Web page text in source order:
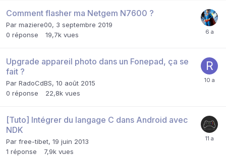
Comment flasher ma Netgem N7600 ?
Par maziere00, 3 septembre 2019
0 réponse 19,7k vues
Upgrade appareil photo dans un Fonepad, ça se
fait ?
Par RadoCdBS, 10 août 2015
0 réponse 22,8k vues
[Tuto] Intégrer du langage C dans Android avec
NDK
Par free-tibet, 19 juin 2013
1 réponse 7,9k vues